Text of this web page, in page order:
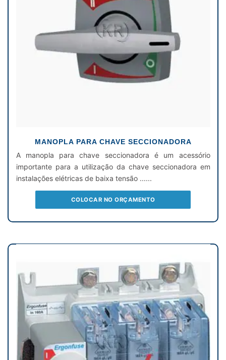
MANOPLA PARA CHAVE SECCIONADORA
A manopla para chave seccionadora é um acessório
importante para a utilização da chave seccionadora em
instalações elétricas de baixa tensão ......
COLOCAR NO ORÇAMENTO